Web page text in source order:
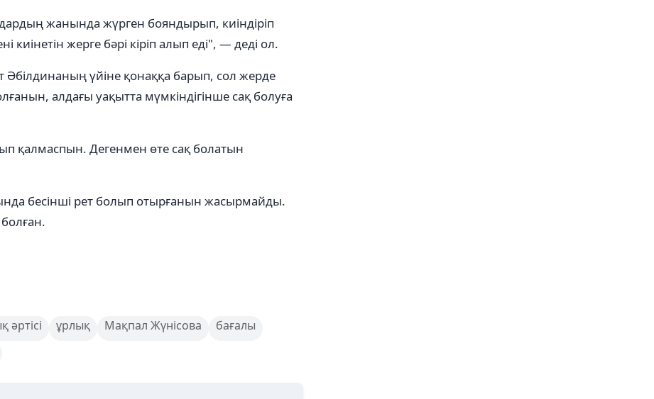
жанында жүрген бояндырып, киіндіріп
жерге бәрі кіріп алып еді", — деді ол.
Әбілдинаның үйіне қонаққа барып, сол жерде
алдағы уақытта мүмкіндігінше сақ болуға
қалмаспын. Дегенмен өте сақ болатын
бесінші рет болып отырғанын жасырмайды.
әртісі ұрлық Мақпал Жүнісова
бағалы